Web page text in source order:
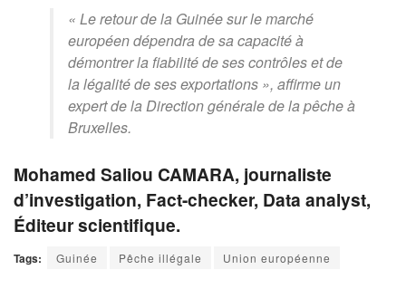
« Le retour de la Guinée sur le marché
européen dépendra de sa capacité à
démontrer la fiabilité de ses contrôles et de
la légalité de ses exportations », affirme un
expert de la Direction générale de la pêche à
Bruxelles.
Mohamed Saliou CAMARA, journaliste
d’investigation, Fact-checker, Data analyst,
Éditeur scientifique.
Tags: Guinée Pêche illégale Union européenne